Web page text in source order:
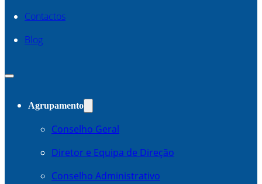
Contactos
Blog
Agrupamento
Conselho Geral
Diretor e Equipa de Direção
Conselho Administrativo